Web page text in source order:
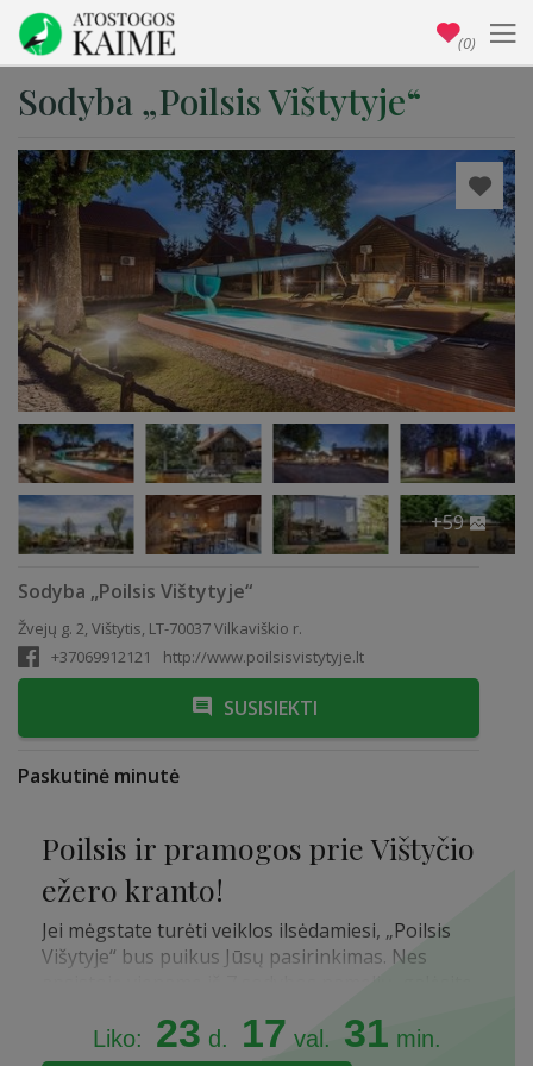
Sodyba „Poilsis Vištytyje“
+59
Sodyba „Poilsis Vištytyje“
Žvejų g. 2, Vištytis, LT-70037 Vilkaviškio r.
+37069912121
http://www.poilsisvistytyje.lt
SUSISIEKTI
Paskutinė minutė
Poilsis ir pramogos prie Vištyčio
ežero kranto!
Jei mėgstate turėti veiklos ilsėdamiesi, „Poilsis
Višytyje“ bus puikus Jūsų pasirinkimas. Nes
Šildomas lauko baseinas
Liko: 23 d. 17 val. 31 min.
(0)